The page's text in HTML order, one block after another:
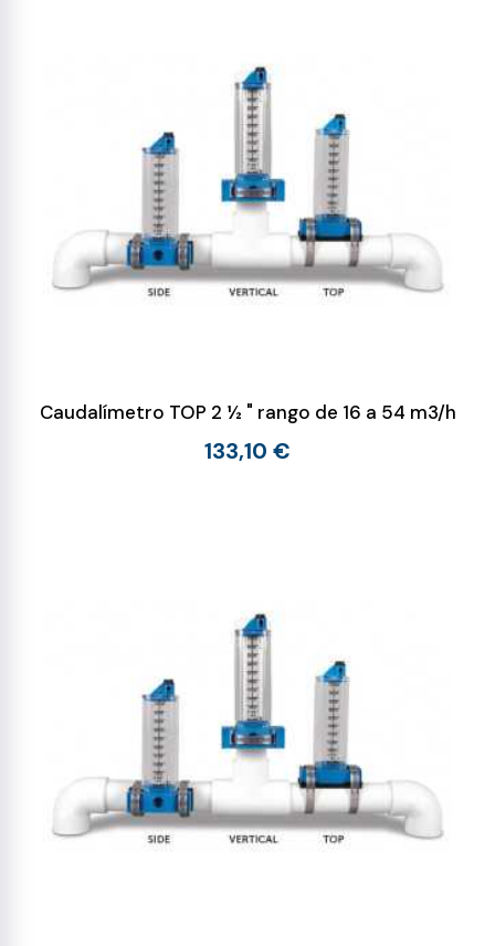
Caudalímetro TOP 2 ½ " rango de 16 a 54 m3/h
133,10 €